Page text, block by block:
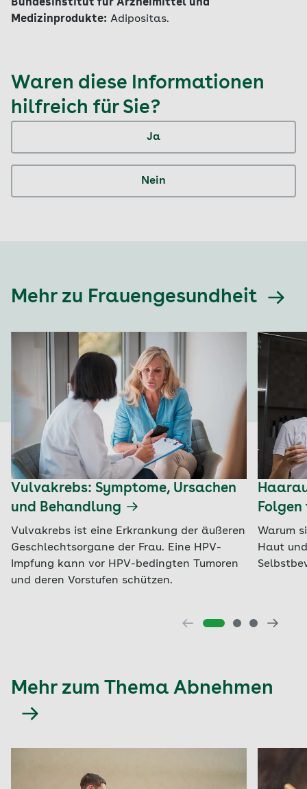
Bundesinstitut für Arzneimittel und
Medizinprodukte: Adipositas.
Waren diese Informationen
hilfreich für Sie?
Ja
Nein
Mehr zu Frauengesundheit
Vulvakrebs: Symptome, Ursachen
und Behandlung
Vulvakrebs ist eine Erkrankung der äußeren
Geschlechtsorgane der Frau. Eine HPV-
Impfung kann vor HPV-bedingten Tumoren
und deren Vorstufen schützen.
Warum
Haut
Mehr zum Thema Abnehmen